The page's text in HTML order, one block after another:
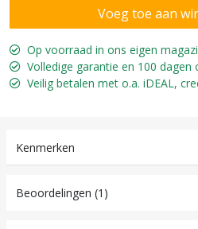
Op voorraad in ons eigen
Volledige garantie en 100 dagen
Veilig betalen met o.a. iDEAL,
Kenmerken
Beoordelingen (1)